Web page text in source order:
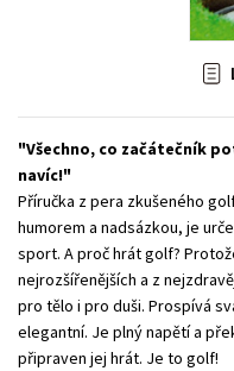
Všechno, co začátečník
navíc!
Příručka z pera zkušeného
humorem a nadsázkou, je
sport. A proč hrát golf?
nejrozšířenějších a z
pro tělo i pro duši. Prospívá
elegantní. Je plný napětí a
připraven jej hrát. Je to golf!